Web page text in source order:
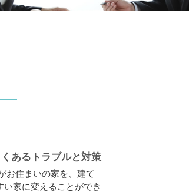
あるトラブルと対策
お住まいの家を、建て
家に変えることができ